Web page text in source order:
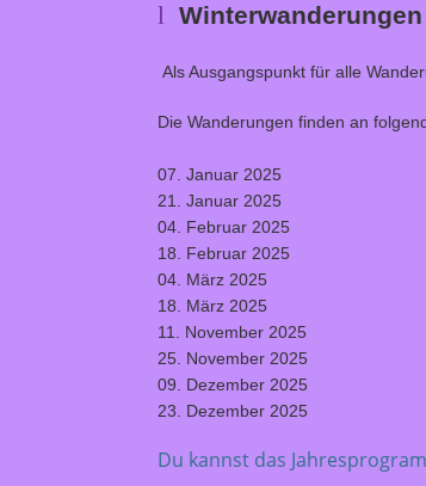
l
Als Ausgangspunkt für alle
Die Wanderungen finden an
07. Januar 2025
21. Januar 2025
04. Februar 2025
18. Februar 2025
04. März 2025
18. März 2025
11. November 2025
25. November 2025
09. Dezember 2025
23. Dezember 2025
Du kannst das